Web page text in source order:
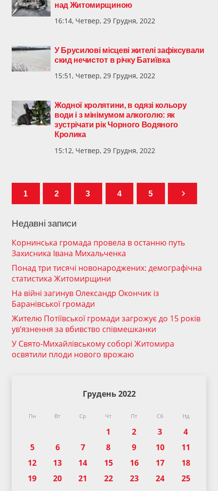
над Житомирщиною
16:14, Четвер, 29 Грудня, 2022
У Брусилові місцеві жителі зафіксували
скид нечистот в річку Батиївка
15:51, Четвер, 29 Грудня, 2022
Жодної кролятини, в одязі кольору
води і з мінімумом алкоголю: як
зустрічати рік Чорного Водяного
Кролика
15:12, Четвер, 29 Грудня, 2022
1 2 3 4 5
Недавні записи
Корнинська громада провела в останню путь
Захисника Івана Михальченка
Понад три тисячі новонароджених: демографічна
статистика Житомирщини
На війні загинув Олександр Окончик із
Баранівської громади
Жителю Потіївської громади загрожує до 15 років
ув’язнення за вбивство співмешканки
У Свято-Михайлівському соборі Житомира
освятили плоди нового врожаю
Грудень 2022
Пн Вт Ср Чт Пт Сб Нд
1 2 3
4
5
6 7 8 9 10
11
12
13 14 15 16 17
18
19
20 21 22 23 24
25